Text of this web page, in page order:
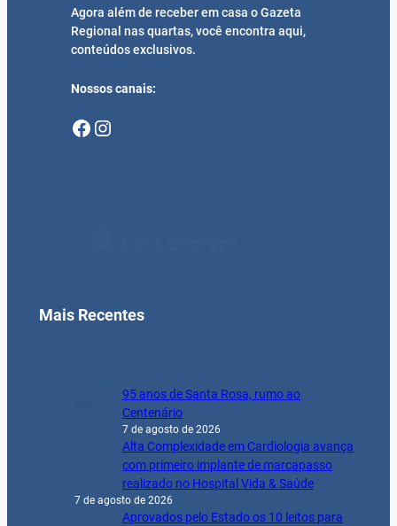
Agora além de receber em casa o Gazeta
Regional nas quartas, você encontra aqui,
conteúdos exclusivos.
Nossos canais:
Facebook Instagram
Mais Recentes
95 anos de Santa Rosa, rumo ao
Centenário
7 de agosto de 2026
Alta Complexidade em Cardiologia avança
com primeiro implante de marcapasso
realizado no Hospital Vida & Saúde
7 de agosto de 2026
Aprovados pelo Estado os 10 leitos para